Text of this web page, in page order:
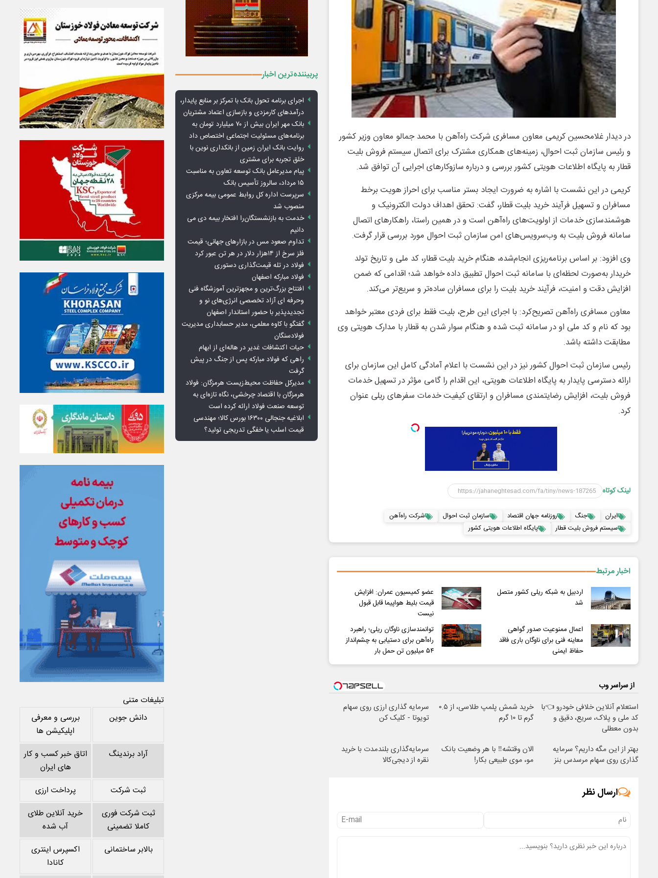
در دیدار غلامحسین کریمی معاون مسافری شرکت راه‌آهن با محمد جمالو معاون وزیر کشور
و رئیس سازمان ثبت احوال، زمینه‌های همکاری مشترک برای اتصال سیستم فروش بلیت
قطار به پایگاه اطلاعات هویتی کشور بررسی و درباره سازوکارهای اجرایی آن توافق شد.
کریمی در این نشست با اشاره به ضرورت ایجاد بستر مناسب برای احراز هویت برخط
مسافران و تسهیل فرآیند خرید بلیت قطار، گفت: تحقق اهداف دولت الکترونیک و
هوشمندسازی خدمات از اولویت‌های راه‌آهن است و در همین راستا، راهکارهای اتصال
سامانه فروش بلیت به وب‌سرویس‌های امن سازمان ثبت احوال مورد بررسی قرار گرفت.
وی افزود: بر اساس برنامه‌ریزی انجام‌شده، هنگام خرید بلیت قطار، کد ملی و تاریخ تولد
خریدار به‌صورت لحظه‌ای با سامانه ثبت احوال تطبیق داده خواهد شد؛ اقدامی که ضمن
افزایش دقت و امنیت، فرآیند خرید بلیت را برای مسافران ساده‌تر و سریع‌تر می‌کند.
معاون مسافری راه‌آهن تصریح‌کرد: با اجرای این طرح، بلیت فقط برای فردی معتبر خواهد
بود که نام و کد ملی او در سامانه ثبت شده و هنگام سوار شدن به قطار با مدارک هویتی وی
مطابقت داشته باشد.
رئیس سازمان ثبت احوال کشور نیز در این نشست با اعلام آمادگی کامل این سازمان برای
ارائه دسترسی پایدار به پایگاه اطلاعات هویتی، این اقدام را گامی مؤثر در تسهیل خدمات
فروش بلیت، افزایش رضایتمندی مسافران و ارتقای کیفیت خدمات سفرهای ریلی عنوان
کرد.
لینک کوتاه
ایران جنگ روزنامه جهان اقتصاد سازمان ثبت احوال
شرکت راه‌آهن
سیستم فروش بلیت قطار
پایگاه اطلاعات هویتی کشور
اخبار مرتبط
اردبیل به شبکه ریلی کشور متصل
شد
عضو کمیسیون عمران: افزایش
قیمت بلیط هواپیما قابل قبول
نیست
اعمال ممنوعیت صدور گواهی
معاینه فنی برای ناوگان باری فاقد
حفاظ ایمنی
توانمندسازی ناوگان ریلی؛ راهبرد
راه‌آهن برای دستیابی به چشم‌انداز
۵۴ میلیون تن حمل بار
از سراسر وب
استعلام آنلاین خلافی خودرو 👈با
کد ملی و پلاک، سریع، دقیق و
بدون معطلی
خرید شمش پلمپ طلاسی، از ۰.۵
گرم تا ۱۰ گرم
سرمایه گذاری ارزی روی سهام
تویوتا - کلیک کن
بهتر از این مگه داریم؟ سرمایه
گذاری روی سهام مرسدس بنز
الان وقتشه‼️ با هر وضعیت بانک
مو، موی طبیعی بکار!
سرمایه‌گذاری بلندمدت با خرید
نقره از دیجی‌کالا
ارسال نظر
پربیننده‌ترین اخبار
اجرای برنامه تحول بانک با تمرکز بر منابع پایدار،
درآمدهای کارمزدی و بازسازی اعتماد مشتریان
بانک مهر ایران بیش از ۷۰ میلیارد تومان به
برنامه‌های مسئولیت اجتماعی اختصاص داد
روایت بانک ایران زمین از بانکداری نوین با
خلق تجربه برای مشتری
پیام مدیرعامل بانک توسعه تعاون به مناسبت
۱۵ مرداد، سالروز تأسیس بانک
سرپرست اداره کل روابط عمومی بیمه مرکزی
منصوب شد
خدمت به بازنشستگان‌را افتخار بیمه دی می
دانیم
تداوم صعود مس در بازارهای جهانی؛ قیمت
فلز سرخ از ۱۴هزار دلار در هر تن عبور کرد
فولاد در تله قیمت‌گذاری دستوری
فولاد مبارکه اصفهان
افتتاح بزرگ‌ترین و مجهزترین آموزشگاه فنی
وحرفه ای آزاد تخصصی انرژی‌های نو و
تجدیدپذیر با حضور استاندار اصفهان
گفتگو با کاوه معلمی، مدیر حسابداری مدیریت
فولادسنگان
حیات اکتشافات غدیر در هاله‌ای از ابهام
راهی که فولاد مبارکه پس از جنگ در پیش
گرفت
مدیرکل حفاظت محیط‌زیست هرمزگان: فولاد
هرمزگان با اقتصاد چرخشی، نگاه تازه‌ای به
توسعه صنعت فولاد ارائه کرده است
ابلاغیه جنجالی ۱۶۳۰۰ بورس کالا؛ مهندسی
قیمت اسلب یا خفگی تدریجی تولید؟
تبلیغات متنی
دانش جوین
بررسی و معرفی
اپلیکیشن ها
آراد برندینگ
اتاق خبر کسب و کار
های ایران
ثبت شرکت
پرداخت ارزی
ثبت شرکت فوری
کاملا تضمینی
خرید آنلاین طلای
آب شده
بالابر ساختمانی
اکسپرس اینتری
کانادا